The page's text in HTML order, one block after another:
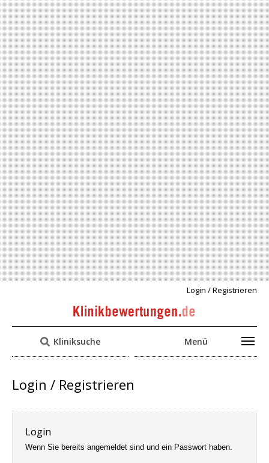
Login / Registrieren
Kliniksuche Menü
Login / Registrieren
Login
Wenn Sie bereits angemeldet sind und ein Passwort haben.